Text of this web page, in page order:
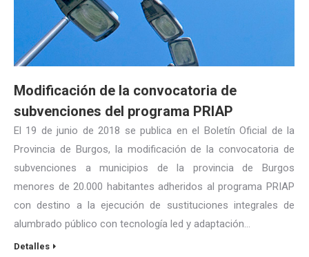
Modificación de la convocatoria de
subvenciones del programa PRIAP
El 19 de junio de 2018 se publica en el Boletín Oficial de la
Provincia de Burgos, la modificación de la convocatoria de
subvenciones a municipios de la provincia de Burgos
menores de 20.000 habitantes adheridos al programa PRIAP
con destino a la ejecución de sustituciones integrales de
alumbrado público con tecnología led y adaptación…
Detalles